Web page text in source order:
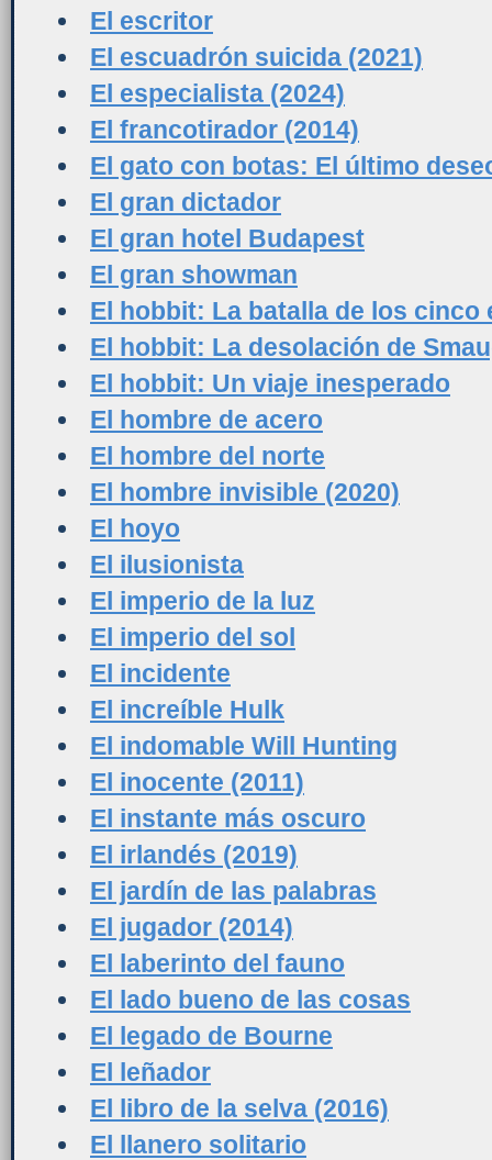
El escritor
El escuadrón suicida (2021)
El especialista (2024)
El francotirador (2014)
El gato con botas: El último
El gran dictador
El gran hotel Budapest
El gran showman
El hobbit: La batalla de los cinco
El hobbit: La desolación de
El hobbit: Un viaje inesperado
El hombre de acero
El hombre del norte
El hombre invisible (2020)
El hoyo
El ilusionista
El imperio de la luz
El imperio del sol
El incidente
El increíble Hulk
El indomable Will Hunting
El inocente (2011)
El instante más oscuro
El irlandés (2019)
El jardín de las palabras
El jugador (2014)
El laberinto del fauno
El lado bueno de las cosas
El legado de Bourne
El leñador
El libro de la selva (2016)
El llanero solitario